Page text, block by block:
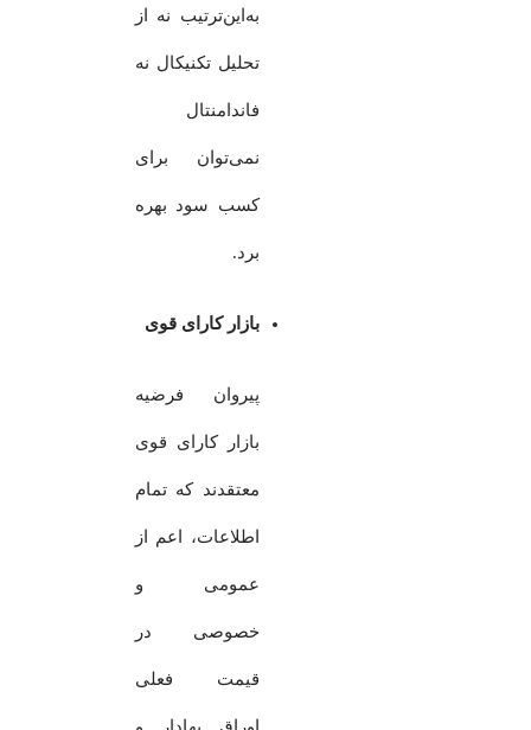
به‌این‌ترتیب نه از
تحلیل تکنیکال نه
فاندامنتال
نمی‌توان برای
کسب سود بهره
برد.
بازار کارای قوی
پیروان فرضیه
بازار کارای قوی
معتقدند که تمام
اطلاعات، اعم از
عمومی و
خصوصی در
قیمت فعلی